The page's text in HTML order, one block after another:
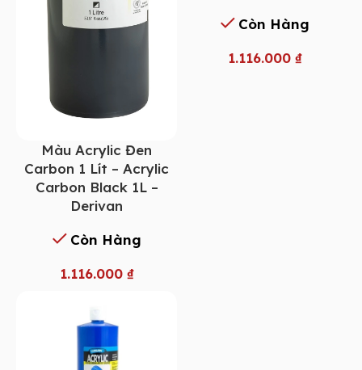
Màu Acrylic Đen
Carbon 1 Lít – Acrylic
Carbon Black 1L –
Derivan
Còn Hàng
1.116.000 ₫
Còn Hàng
1.116.000₫